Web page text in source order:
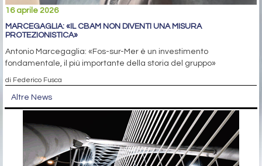
16 aprile 2026
MARCEGAGLIA: «IL CBAM NON DIVENTI UNA MISURA
PROTEZIONISTICA»
Antonio Marcegaglia: «Fos-sur-Mer è un investimento
fondamentale, il più importante della storia del gruppo»
di Federico Fusca
Altre News